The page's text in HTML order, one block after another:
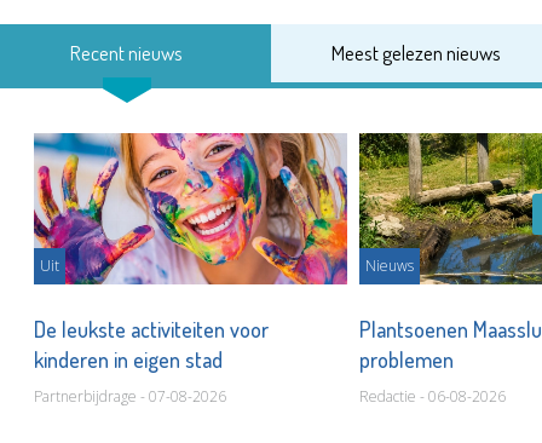
Recent nieuws Meest gelezen nieuws
Uit
De leukste activiteiten voor
kinderen in eigen stad
Partnerbijdrage - 07-08-2026
Nieuws
Plantsoenen
problemen
Redactie - 06-08-2026